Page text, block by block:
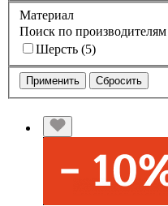
Материал
Поиск по производителям
Шерсть (5)
Применить Сбросить